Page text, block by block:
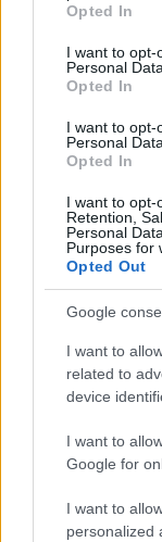
use your data for
consent section.
Opted In
I want to opt-
Personal Data.
Opted In
I want to opt-
Personal
Opted In
I want to opt-
Retention,
Personal
Purposes for
Opted Out
Google
I want to
related to
device
I want to
Google for
I want to
personalized
tisztelet
összefüggéseket
évszázadokkal
gyakran a modern
amelyek az
is nagyban
Mit tudnak az